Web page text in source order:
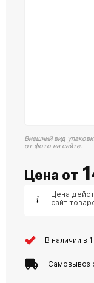
Внешний вид
от фото на сайте.
Цена от
Цена
сайт
В наличии в
Самовывоз